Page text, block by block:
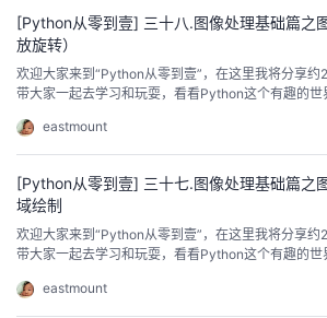
[Python从零到壹] 三十八.图像处理基础篇之
放旋转）
欢迎大家来到“Python从零到壹”，在这里我将分享约
带大家一起去学习和玩耍，看看Python这个有趣的世
详细讲解图像几何变换，包括图像平移、图像缩放和
有所帮助，如果有不足之处，还请海涵。
eastmount
[Python从零到壹] 三十七.图像处理基础篇之
域绘制
欢迎大家来到“Python从零到壹”，在这里我将分享约
带大家一起去学习和玩耍，看看Python这个有趣的世
对您有所帮助，如果有不足之处，还请海涵。
eastmount